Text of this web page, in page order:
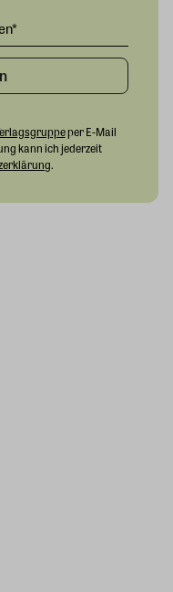
per E-Mail
kann ich jederzeit
.